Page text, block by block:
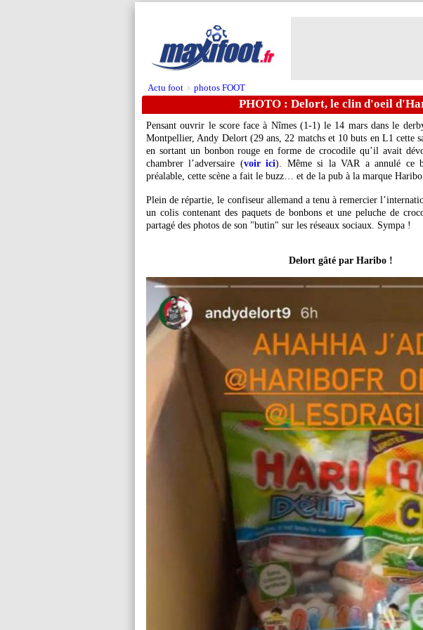
Actu foot > photos FOOT
PHOTO : Delort, le clin d'oeil
Pensant ouvrir le score face à Nîmes (1-1) le 14 mars dans le
Montpellier, Andy Delort (29 ans, 22 matchs et 10 buts en L1 cette
en sortant un bonbon rouge en forme de crocodile qu’il avait
chambrer l’adversaire (voir ici). Même si la VAR a annulé ce
préalable, cette scène a fait le buzz… et de la pub à la marque
Plein de répartie, le confiseur allemand a tenu à remercier
un colis contenant des paquets de bonbons et une peluche de
partagé des photos de son "butin" sur les réseaux sociaux. Sympa !
Delort gâté par Haribo !